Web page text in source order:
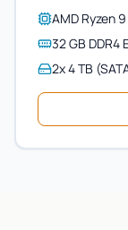
AMD Ryzen
32 GB DDR4
2x 4 TB